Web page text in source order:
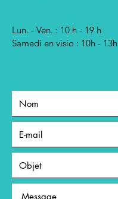
Lun. - Ven. : 10 h - 19 h
Samedi en visio : 10h - 13h